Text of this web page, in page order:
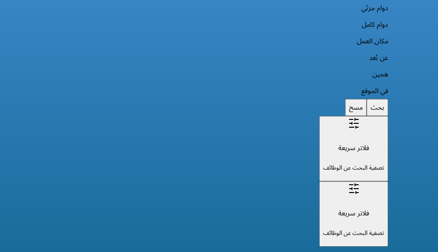
دوام جزئي
دوام كامل
مكان العمل
عن بُعد
هجين
في الموقع
بحث مسح
فلاتر سريعة
تصفية البحث عن الوظائف
فلاتر سريعة
تصفية البحث عن الوظائف